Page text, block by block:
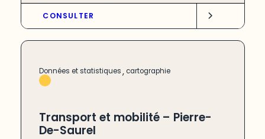
CONSULTER
Données et statistiques, cartographie
Transport et mobilité – Pierre-
De-Saurel